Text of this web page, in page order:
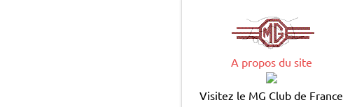
A propos du site
Visitez le MG Club de France